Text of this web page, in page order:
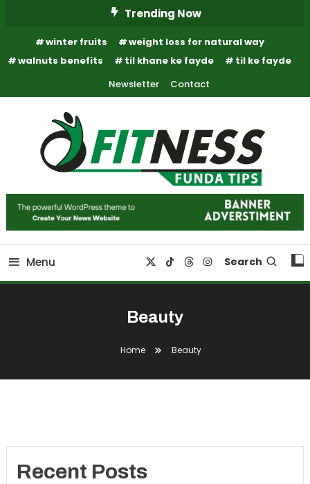
Content
Trending Now
winter fruits
weight loss for natural way
walnuts benefits
til khane ke fayde
til ke fayde
Newsletter
Contact
Fitness Funda Tips
Fitness Funda Tips
Menu Search
Beauty
Home Beauty
Recent Posts